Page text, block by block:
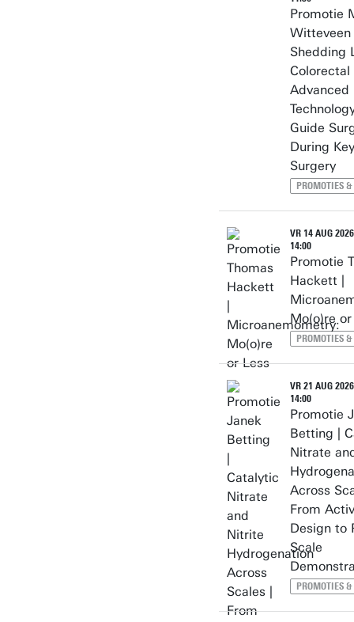
Promotie
Witteveen
Shedding
Colorectal
Advanced
Guide
During
Surgery
PROMOTIES
VR 14 AUG
14:00
Promotie
Hackett |
Mo(o)re
PROMOTIES
VR 21 AUG
14:00
Promotie
Betting |
Nitrate
Across
From
Design to
Scale
PROMOTIES